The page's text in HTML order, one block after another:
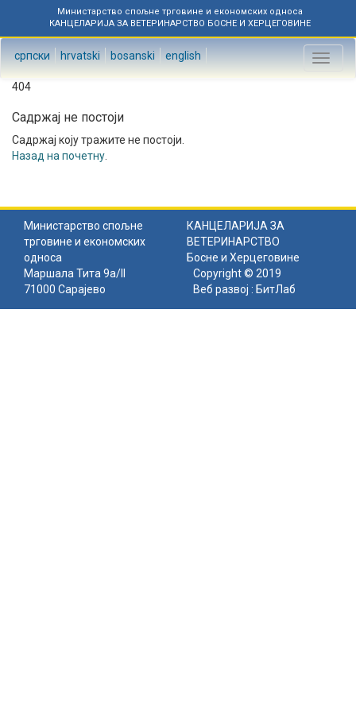
Министарство спољне трговине и економских односа
КАНЦЕЛАРИЈА ЗА ВЕТЕРИНАРСТВО БОСНЕ И ХЕРЦЕГОВИНЕ
српски hrvatski bosanski english
Toggle
404
Садржај не постоји
Садржај коју тражите не постоји.
Назад на почетну
Министарство спољне
трговине и економских
односа
КАНЦЕЛАРИЈА ЗА
ВЕТЕРИНАРСТВО
Босне и Херцеговине
Маршала Тита 9а/II
71000 Сарајево
Copyright © 2019
Веб развој : БитЛаб